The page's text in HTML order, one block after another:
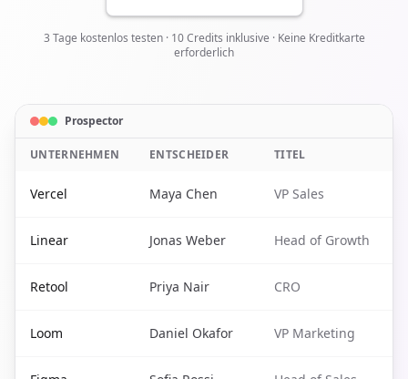
3 Tage kostenlos testen · 10 Credits inklusive · Keine Kreditkarte
erforderlich
Prospector
UNTERNEHMEN ENTSCHEIDER TITEL
Vercel Maya Chen VP Sales
Linear Jonas Weber Head of Growth
Retool Priya Nair CRO
Loom Daniel Okafor VP Marketing